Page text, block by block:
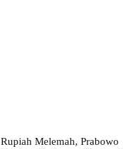
Rupiah Melemah, Prabowo